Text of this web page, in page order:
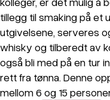
tillegg til smaking på
utgivelsene, serveres
whisky og tilberedt av
også bli med på en tur
rett fra tønna. Denne
mellom 6 og 15